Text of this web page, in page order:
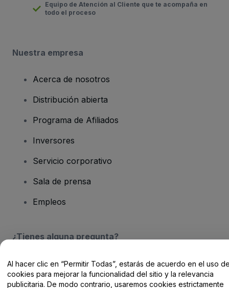
Equipo de Atención al Cliente que te acompaña en
todo el proceso
Nuestra empresa
Acerca de nosotros
Distribución abierta
Programa de Afiliados
Inversores
Servicio corporativo
Sala de prensa
Empleos
¿Tienes alguna pregunta?
Centro de Ayuda / Contacto
Al hacer clic en “Permitir Todas”, estarás de acuerdo en el uso
cookies para mejorar la funcionalidad del sitio y la relevancia
publicitaria. De modo contrario, usaremos cookies estrictamente